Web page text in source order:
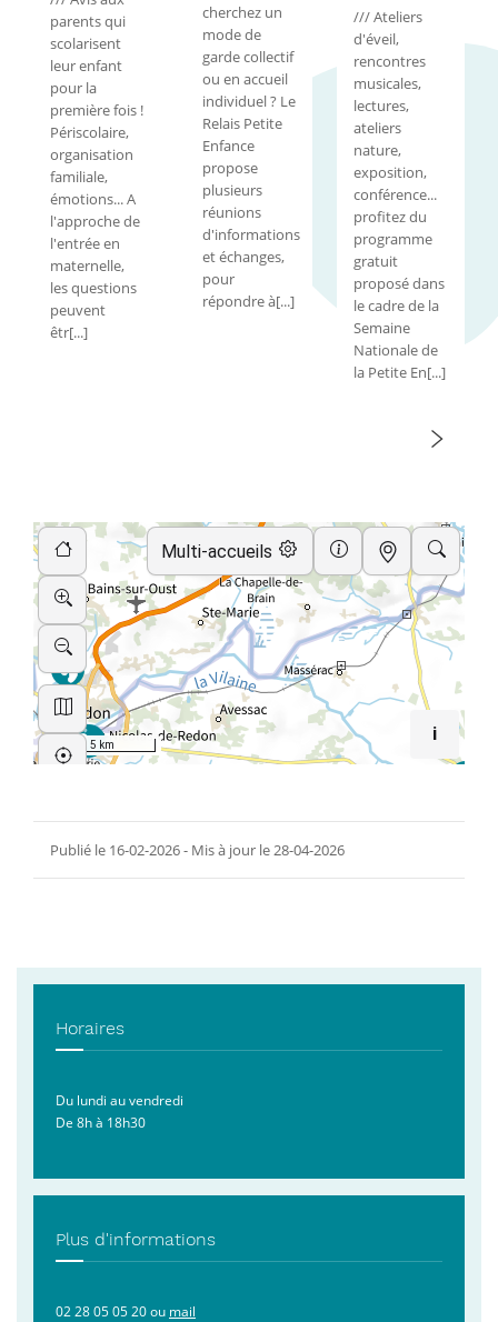
parents qui
scolarisent
leur enfant
pour la
première fois !
Périscolaire,
organisation
familiale,
émotions... A
l'approche de
l'entrée en
maternelle,
les questions
peuvent
êtr[...]
cherchez un
mode de
garde collectif
ou en accueil
individuel ? Le
Relais Petite
Enfance
propose
plusieurs
réunions
d'informations
et échanges,
pour
répondre à[...]
/// Ateliers
d'éveil,
rencontres
musicales,
lectures,
ateliers
nature,
exposition,
conférence...
profitez du
programme
gratuit
proposé dans
le cadre de la
Semaine
Nationale de
la Petite En[...]
Publié le 16-02-2026 - Mis à jour le 28-04-2026
Horaires
Du lundi au vendredi
De 8h à 18h30
Plus d'informations
02 28 05 05 20 ou mail